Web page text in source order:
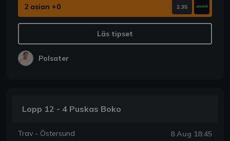
2 asian +0 2.35
Läs tipset
Polsater
Lopp 12 - 4 Puskas Boko
Trav - Östersund 8 Aug 18:45